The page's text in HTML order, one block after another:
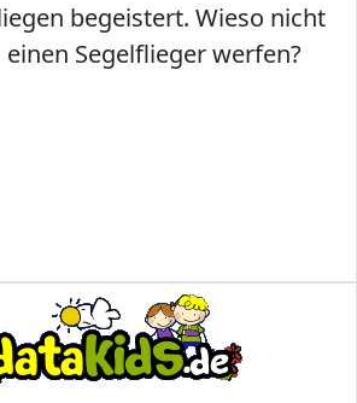
begeistert. Wieso nicht
einen Segelflieger werfen?